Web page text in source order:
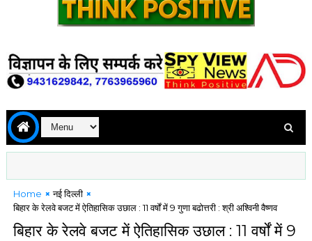
Home
नई दिल्ली
बिहार के रेलवे बजट में ऐतिहासिक उछाल : 11 वर्षों में 9 गुणा बढोत्तरी : श्री अश्विनी वैष्णव
बिहार के रेलवे बजट में ऐतिहासिक उछाल : 11 वर्षों में 9